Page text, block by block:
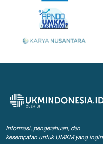
Informasi, pengetahuan, dan
kesempatan untuk UMKM yang ingin